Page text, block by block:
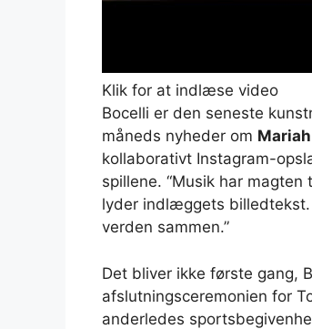
Klik for at indlæse video
Bocelli er den seneste
måneds nyheder om
kollaborativt Instagram-
spillene. “Musik har
lyder indlæggets billedtekst.
verden sammen.”
Det bliver ikke første gang,
afslutningsceremonien for
anderledes